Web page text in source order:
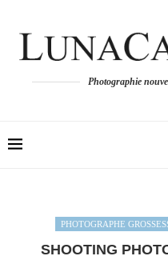
Photographie
PHOTOGRAPHE
SHOOTING